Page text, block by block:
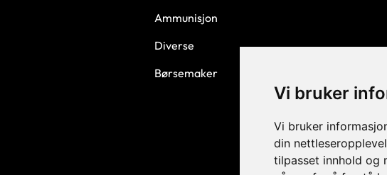
Vi bruker
Vi bruker
din
tilpasset innhold og
Ammunisjon
Diverse
Børsemaker